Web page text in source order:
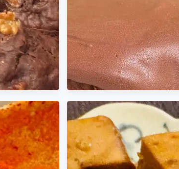
奶油瑪芬蛋糕
巧克力瀑布太妃可可巴斯克乳